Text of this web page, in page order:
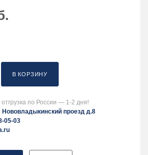
В КОРЗИНУ
по России — 1-2 дня!
Нововладыкинский проезд д.8
05-03